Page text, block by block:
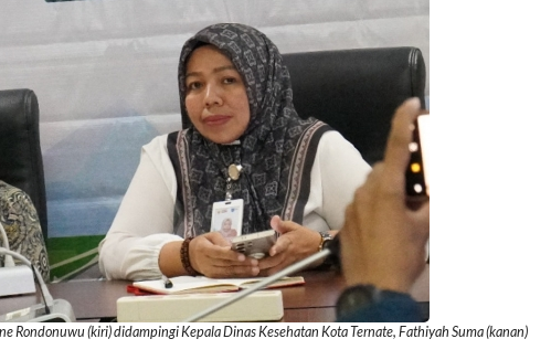
Rondonuwu (kiri) didampingi Kepala Dinas Kesehatan Kota Ternate, Fathiyah Suma (kanan)